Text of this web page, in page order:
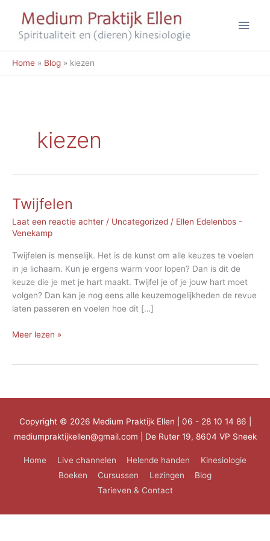
Home Blog kiezen
kiezen
Twijfelen
Laat een reactie achter / Uncategorized / Ellen Edelenbos -
Venekamp
Twijfelen is menselijk. Het is de kunst om alle keuzes te voelen
in je lichaam. Kun je ergens warm voor lopen? Dan is dit de
keuze die je met je hart maakt. Twijfel je of je jouw hart moet
volgen? Dan kan je nog eens alle keuzemogelijkheden de revue
laten passeren en voelen hoe dit […]
Twijfelen
Meer lezen »
Copyright © 2026 Medium Praktijk Ellen | 06 - 28 10 14 86 |
mediumpraktijkellen@gmail.com | De Ruter 19, 8604 VP Sneek
Home Live channelen Helende handen
Kinesiologie
Boeken
Cursussen Lezingen
Blog
Tarieven & Contact